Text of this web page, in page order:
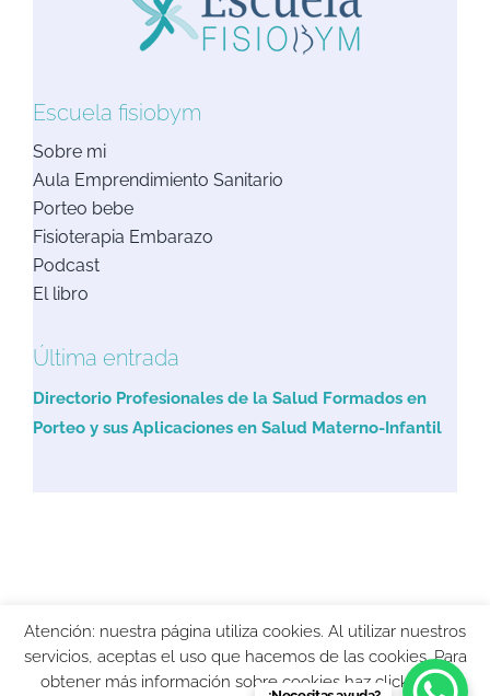
Escuela fisiobym
Sobre mi
Aula Emprendimiento Sanitario
Porteo bebe
Fisioterapia Embarazo
Podcast
El libro
Última entrada
Directorio Profesionales de la Salud Formados en
Porteo y sus Aplicaciones en Salud Materno-Infantil
Copyright 2021 FisioByM | Diseño La Semilla Política de Privacidad
Aviso Legal |Politica de Cookies
Atención: nuestra página utiliza cookies. Al utilizar nuestros
servicios, aceptas el uso que hacemos de las cookies. Para
obtener más información sobre cookies haz click aquí.